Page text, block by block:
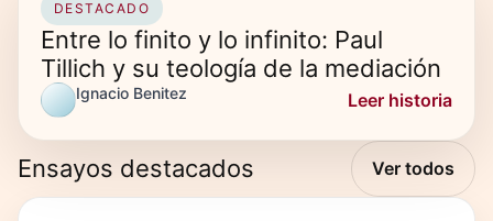
DESTACADO
Entre lo finito y lo infinito: Paul
Tillich y su teología de la mediación
Ignacio Benitez Leer historia
Ensayos destacados Ver todos